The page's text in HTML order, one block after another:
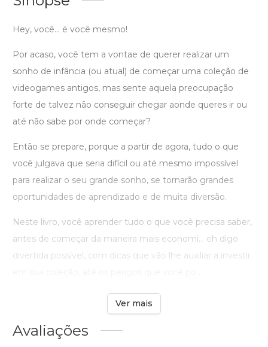
Hey, você... é você mesmo!
Por acaso, você tem a vontae de querer realizar um
sonho de infância (ou atual) de começar uma coleção de
videogames antigos, mas sente aquela preocupação
forte de talvez não conseguir chegar aonde queres ir ou
até não sabe por onde começar?
Então se prepare, porque a partir de agora, tudo o que
você julgava que seria difícil ou até mesmo impossível
para realizar o seu grande sonho, se tornarão grandes
oportunidades de aprendizado e de muita diversão.
Neste livro, você aprender tudo o que você precisa saber,
antes de começar da maneira mais economi... eh digo
divertida possível, com dicas que vão lhe auxiliar a investir
Ver mais
Avaliações